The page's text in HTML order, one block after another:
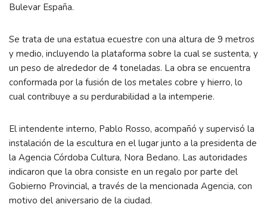
Bulevar España.
Se trata de una estatua ecuestre con una altura de 9 metros
y medio, incluyendo la plataforma sobre la cual se sustenta, y
un peso de alrededor de 4 toneladas. La obra se encuentra
conformada por la fusión de los metales cobre y hierro, lo
cual contribuye a su perdurabilidad a la intemperie.
El intendente interno, Pablo Rosso, acompañó y supervisó la
instalación de la escultura en el lugar junto a la presidenta de
la Agencia Córdoba Cultura, Nora Bedano. Las autoridades
indicaron que la obra consiste en un regalo por parte del
Gobierno Provincial, a través de la mencionada Agencia, con
motivo del aniversario de la ciudad.